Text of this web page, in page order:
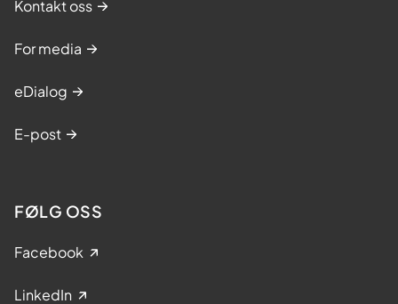
Kontakt oss
For media
eDialog
E-post
FØLG OSS
Facebook
LinkedIn